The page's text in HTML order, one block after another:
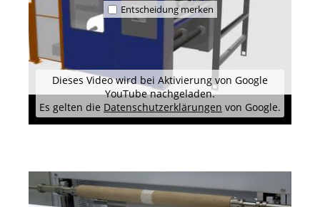
Entscheidung merken
Dieses Video wird bei Aktivierung von Google
YouTube nachgeladen.
Es gelten die Datenschutzerklärungen von Google.